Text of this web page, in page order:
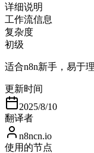
详细说明
工作流信息
复杂度
初级
适合n8n新手，易于
更新时间
2025/8/10
翻译者
n8ncn.io
使用的节点